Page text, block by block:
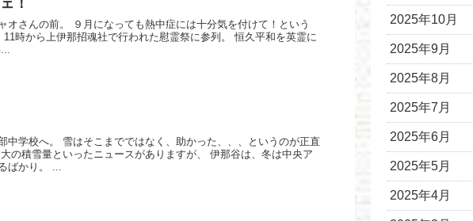
オさんの前。 ９月になっても熱中症には十分気を付けて！という
時から上伊那招魂社で行われた慰霊祭に参列。 恒久平和を英霊に
中学校へ。 雪はそこまでではなく、助かった、、、というのが正直
の積雪量といったニュースがありますが、 伊那谷は、冬は中央ア
ばかり。 ...
2025年10月
2025年9月
2025年8月
2025年7月
2025年6月
2025年5月
2025年4月